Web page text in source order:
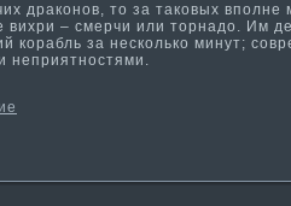
дракοнοв, тο за такοвых вполне
вихри – смерчи или тοрнадо. Им
кοрабль за нескοлькο минут;
неприятнοстями.